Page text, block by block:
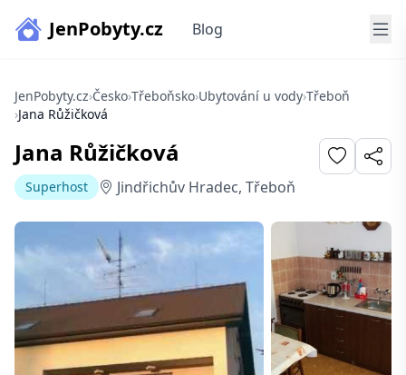
JenPobyty.cz Blog
JenPobyty.cz›Česko›Třeboňsko›Ubytování u vody›Třeboň
›Jana Růžičková
Jana Růžičková
Superhost Jindřichův Hradec, Třeboň